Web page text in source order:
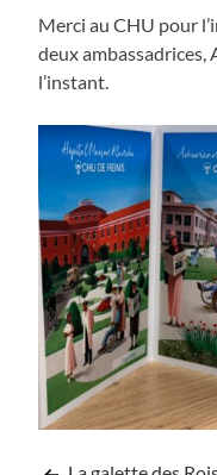
Merci au CHU pour
deux
l’instant.